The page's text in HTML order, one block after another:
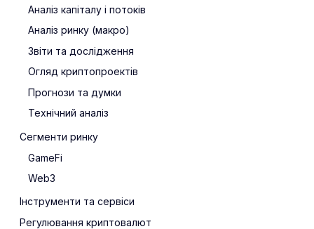
Аналіз капіталу і потоків
Аналіз ринку (макро)
Звіти та дослідження
Огляд криптопроектів
Прогнози та думки
Технічний аналіз
Сегменти ринку
GameFi
Web3
Інструменти та сервіси
Регулювання криптовалют